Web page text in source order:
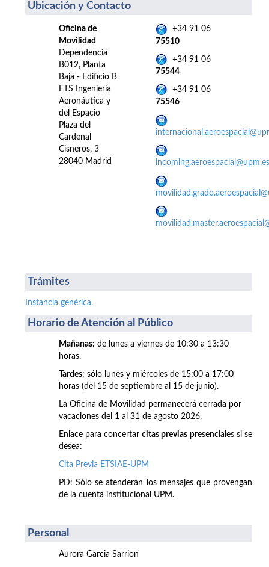
Ubicación y Contacto
Oficina de
Movilidad
Dependencia
B012, Planta
Baja - Edificio B
ETS Ingeniería
Aeronáutica y
del Espacio
Plaza del
Cardenal
Cisneros, 3
28040 Madrid
+34 91 06
75510
+34 91 06
75544
+34 91 06
75546
incoming.aeroespacial@upm.es
Trámites
Instancia genérica.
Horario de Atención al Público
Mañanas: de lunes a viernes de 10:30 a 13:30
horas.
Tardes: sólo lunes y miércoles de 15:00 a 17:00
horas (del 15 de septiembre al 15 de junio).
La Oficina de Movilidad permanecerá cerrada por
vacaciones del 1 al 31 de agosto 2026.
Enlace para concertar citas previas presenciales si se
desea:
Cita Previa ETSIAE-UPM
PD: Sólo se atenderán los mensajes que provengan
de la cuenta institucional UPM.
Personal
Aurora Garcia Sarrion